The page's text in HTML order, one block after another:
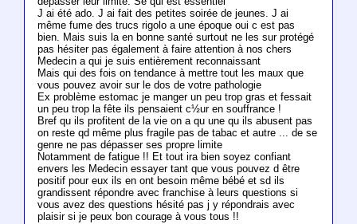
J ai été ado. J ai fait des petites soirée de jeunes. J ai
même fume des trucs rigolo a une époque oui c est pas
bien. Mais suis la en bonne santé surtout ne les sur protégé
pas hésiter pas également à faire attention à nos chers
Medecin a qui je suis entièrement reconnaissant
Mais qui des fois on tendance à mettre tout les maux que
vous pouvez avoir sur le dos de votre pathologie
Ex problème estomac je manger un peu trop gras et fessait
un peu trop la fête ils pensaient c½ur en souffrance !
Bref qu ils profitent de la vie on a qu une qu ils abusent pas
on reste qd même plus fragile pas de tabac et autre ... de se
genre ne pas dépasser ses propre limite
Notamment de fatigue !! Et tout ira bien soyez confiant
envers les Medecin essayer tant que vous pouvez d être
positif pour eux ils en ont besoin même bébé et sd ils
grandissent répondre avec franchise à leurs questions si
vous avez des questions hésité pas j y répondrais avec
plaisir si je peux bon courage à vous tous !!